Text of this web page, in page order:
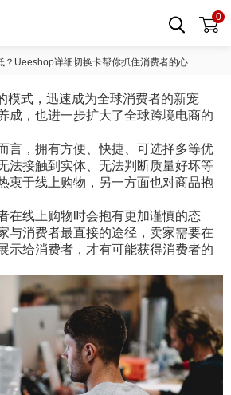
0
？Ueeshop详细切换卡帮你抓住消费者的心
模式，迅速成为全球消费者的新宠
成，也进一步扩大了全球跨境电商的
言，拥有方便、快捷、可选择多等优
法接触到实体、无法判断质量好坏等
衷于线上购物，另一方面也对商品抱
在线上购物时会抱有更加谨慎的态
与消费者最直接的途径，卖家需要在
示给消费者，才有可能获得消费者的